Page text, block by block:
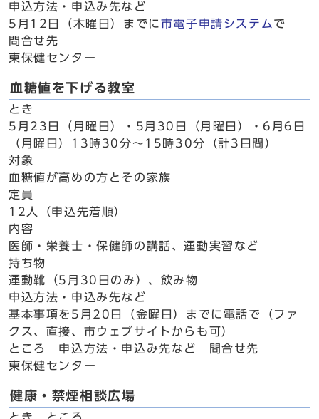
申込方法・申込み先など
5月12日（木曜日）までに 市電子申請システム で
問合せ先
東保健センター
血糖値を下げる教室
とき
5月23日（月曜日）・5月30日（月曜日）・6月6日
（月曜日）13時30分～15時30分（計3日間）
対象
血糖値が高めの方とその家族
定員
12人（申込先着順）
内容
医師・栄養士・保健師の講話、運動実習など
持ち物
運動靴（5月30日のみ）、飲み物
申込方法・申込み先など
基本事項を5月20日（金曜日）までに電話で（ファ
クス、直接、市ウェブサイトからも可）
ところ 申込方法・申込み先など 問合せ先
東保健センター
健康・禁煙相談広場